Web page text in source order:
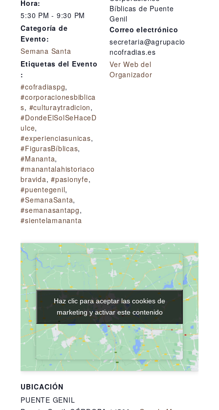
Hora:
5:30 PM - 9:30 PM
Categoría de
Evento:
Semana Santa
Etiquetas del Evento
:
#cofradiaspg,
#corporacionesbiblica
s, #culturaytradicion,
#DondeElSolSeHaceD
ulce,
#experienciasunicas,
#FigurasBíblicas,
#Mananta,
#manantalahistoriaco
bravida,#pasionyfe,
#puentegenil,
#SemanaSanta,
#semanasantapg,
#sientelamananta
Bíblicas de Puente
Genil
Correo electrónico
secretaria@agrupacio
ncofradias.es
Ver Web del
Organizador
UBICACIÓN
PUENTE GENIL
Haz clic para aceptar las cookies de
marketing y activar este contenido
Haz clic para aceptar las cookies de
marketing y activar este contenido